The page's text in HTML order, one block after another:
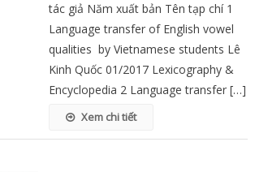
tác giả Năm xuất bản Tên tạp chí 1
Language transfer of English vowel
qualities by Vietnamese students Lê
Kinh Quốc 01/2017 Lexicography &
Encyclopedia 2 Language transfer […]
Xem chi tiết